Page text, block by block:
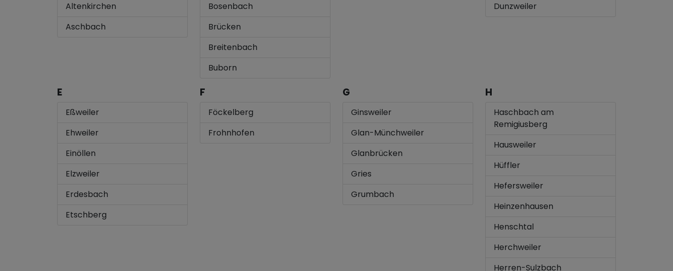
Altenkirchen
Aschbach
Bosenbach
Brücken
Breitenbach
Buborn
Dunzweiler
E
Eßweiler
Ehweiler
Einöllen
Elzweiler
Erdesbach
Etschberg
F
Föckelberg
Frohnhofen
G
Ginsweiler
Glan-Münchweiler
Glanbrücken
Gries
Grumbach
H
Haschbach am
Remigiusberg
Hausweiler
Hüffler
Hefersweiler
Heinzenhausen
Henschtal
Herchweiler
Herren-Sulzbach